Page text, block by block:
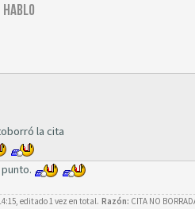
hablo
la cita
editado 1 vez en total. Razón: CITA NO